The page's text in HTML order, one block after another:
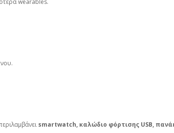
wearables.
smartwatch, καλώδιο φόρτισης USB,